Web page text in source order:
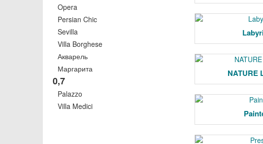
Opera
Persian Chic
Sevilla
Villa Borghese
Акварель
Маргарита
0,7
Palazzo
Villa Medici
NATURE